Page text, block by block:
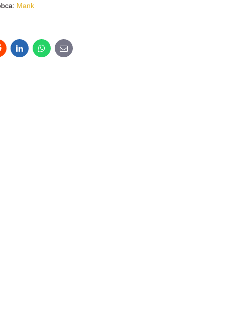
Mank
LinkedInWhatsApp
E-
mail